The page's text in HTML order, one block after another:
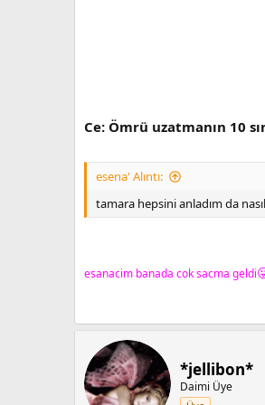
Ce: Ömrü uzatmanın 10
esena' Alıntı:
tamara hepsini anladım da
esanacim banada cok sacma geldi
*jellibon*
Daimi Üye